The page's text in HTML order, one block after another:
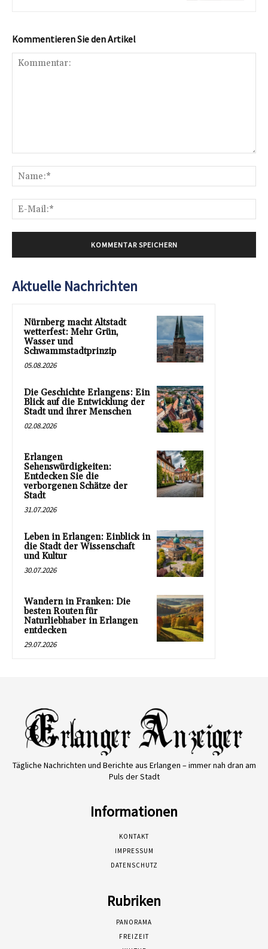
Kommentieren Sie den Artikel
Aktuelle Nachrichten
Nürnberg macht Altstadt
wetterfest: Mehr Grün,
Wasser und
Schwammstadtprinzip
05.08.2026
Die Geschichte Erlangens: Ein
Blick auf die Entwicklung der
Stadt und ihrer Menschen
02.08.2026
Erlangen
Sehenswürdigkeiten:
Entdecken Sie die
verborgenen Schätze der
Stadt
31.07.2026
Leben in Erlangen: Einblick in
die Stadt der Wissenschaft
und Kultur
30.07.2026
Wandern in Franken: Die
besten Routen für
Naturliebhaber in Erlangen
entdecken
29.07.2026
Tägliche Nachrichten und Berichte aus Erlangen – immer nah dran am
Puls der Stadt
Informationen
KONTAKT
IMPRESSUM
DATENSCHUTZ
Rubriken
PANORAMA
FREIZEIT